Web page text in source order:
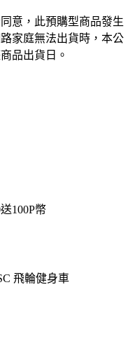
意，此預購型商品發生
家庭無法出貨時，本公
品出貨日。
100P幣
飛輪健身車